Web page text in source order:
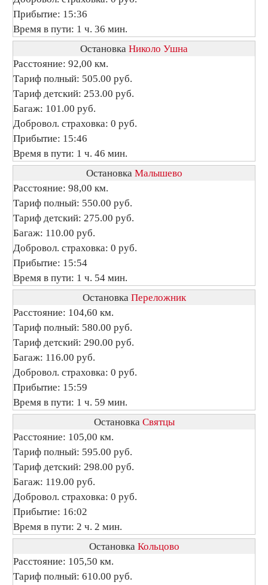
Прибытие: 15:36
Время в пути: 1 ч. 36 мин.
Остановка Николо Ушна
Расстояние: 92,00 км.
Тариф полный: 505.00 руб.
Тариф детский: 253.00 руб.
Багаж: 101.00 руб.
Добровол. страховка: 0 руб.
Прибытие: 15:46
Время в пути: 1 ч. 46 мин.
Остановка Малышево
Расстояние: 98,00 км.
Тариф полный: 550.00 руб.
Тариф детский: 275.00 руб.
Багаж: 110.00 руб.
Добровол. страховка: 0 руб.
Прибытие: 15:54
Время в пути: 1 ч. 54 мин.
Остановка Переложник
Расстояние: 104,60 км.
Тариф полный: 580.00 руб.
Тариф детский: 290.00 руб.
Багаж: 116.00 руб.
Добровол. страховка: 0 руб.
Прибытие: 15:59
Время в пути: 1 ч. 59 мин.
Остановка Святцы
Расстояние: 105,00 км.
Тариф полный: 595.00 руб.
Тариф детский: 298.00 руб.
Багаж: 119.00 руб.
Добровол. страховка: 0 руб.
Прибытие: 16:02
Время в пути: 2 ч. 2 мин.
Остановка Кольцово
Расстояние: 105,50 км.
Тариф полный: 610.00 руб.